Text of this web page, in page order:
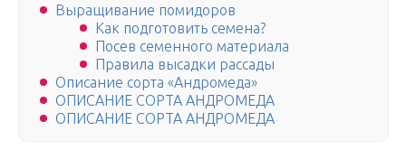
Выращивание помидоров
Как подготовить семена?
Посев семенного материала
Правила высадки рассады
Описание сорта «Андромеда»
ОПИСАНИЕ СОРТА АНДРОМЕДА
ОПИСАНИЕ СОРТА АНДРОМЕДА